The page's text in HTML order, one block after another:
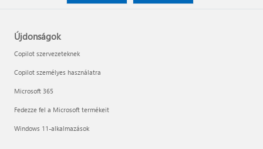
Újdonságok
Copilot szervezeteknek
Copilot személyes használatra
Microsoft 365
Fedezze fel a Microsoft termékeit
Windows 11-alkalmazások